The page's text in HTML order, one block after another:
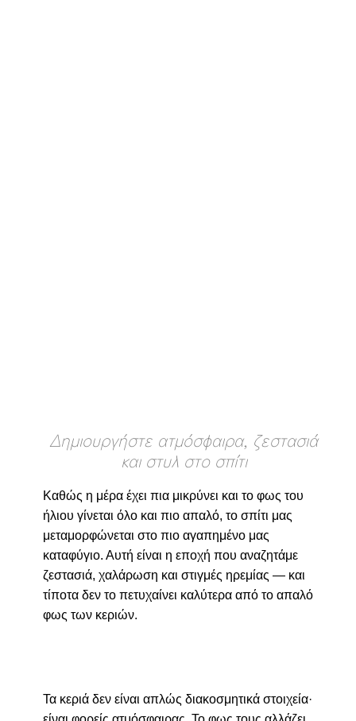
Δημιουργήστε ατμόσφαιρα, ζεστασιά
και στυλ στο σπίτι
Καθώς η μέρα έχει πια μικρύνει και το φως του
ήλιου γίνεται όλο και πιο απαλό, το σπίτι μας
μεταμορφώνεται στο πιο αγαπημένο μας
καταφύγιο. Αυτή είναι η εποχή που αναζητάμε
ζεστασιά, χαλάρωση και στιγμές ηρεμίας — και
τίποτα δεν το πετυχαίνει καλύτερα από το απαλό
φως των κεριών.
Τα κεριά δεν είναι απλώς διακοσμητικά στοιχεία·